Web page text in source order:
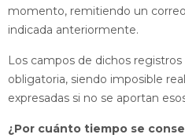
momento, remitiendo un
indicada anteriormente.
Los campos de dichos
obligatoria, siendo imposible
expresadas si no se aportan
¿Por cuánto tiempo se